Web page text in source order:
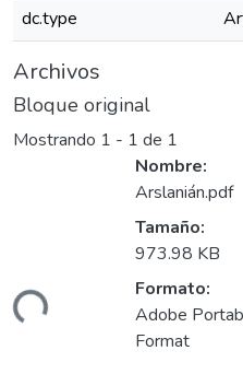
dc.type
Archivos
Bloque original
Mostrando 1 - 1 de 1
Nombre:
Arslanián.pdf
Tamaño:
973.98 KB
Formato:
Adobe
Format